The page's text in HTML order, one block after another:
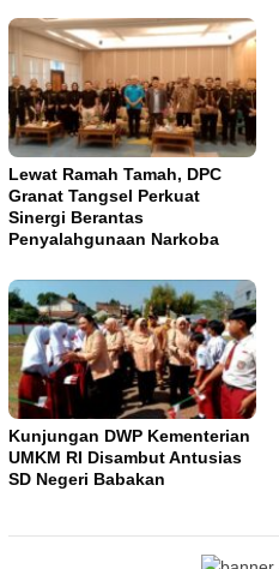
Lewat Ramah Tamah, DPC
Granat Tangsel Perkuat
Sinergi Berantas
Penyalahgunaan Narkoba
Kunjungan DWP Kementerian
UMKM RI Disambut Antusias
SD Negeri Babakan